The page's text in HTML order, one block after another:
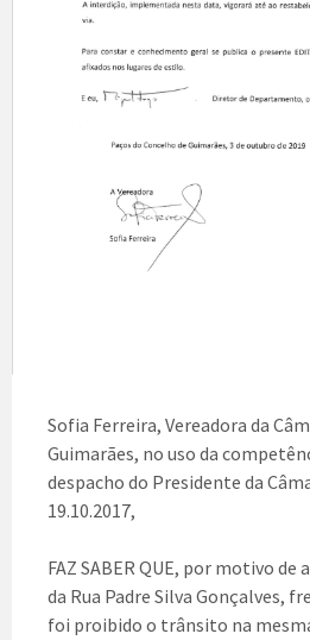
Sofia Ferreira, Vereadora da
Guimarães, no uso da
despacho do Presidente da
19.10.2017,
FAZ SABER QUE, por motivo
da Rua Padre Silva Gonçalves,
foi proibido o trânsito na